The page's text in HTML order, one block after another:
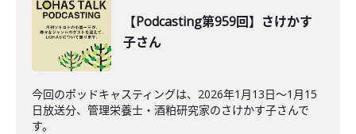
【Podcasting第959回】さけかす
子さん
今回のポッドキャスティングは、2026年1月13日〜1月15
日放送分、管理栄養士・酒粕研究家のさけかす子さんで
す。